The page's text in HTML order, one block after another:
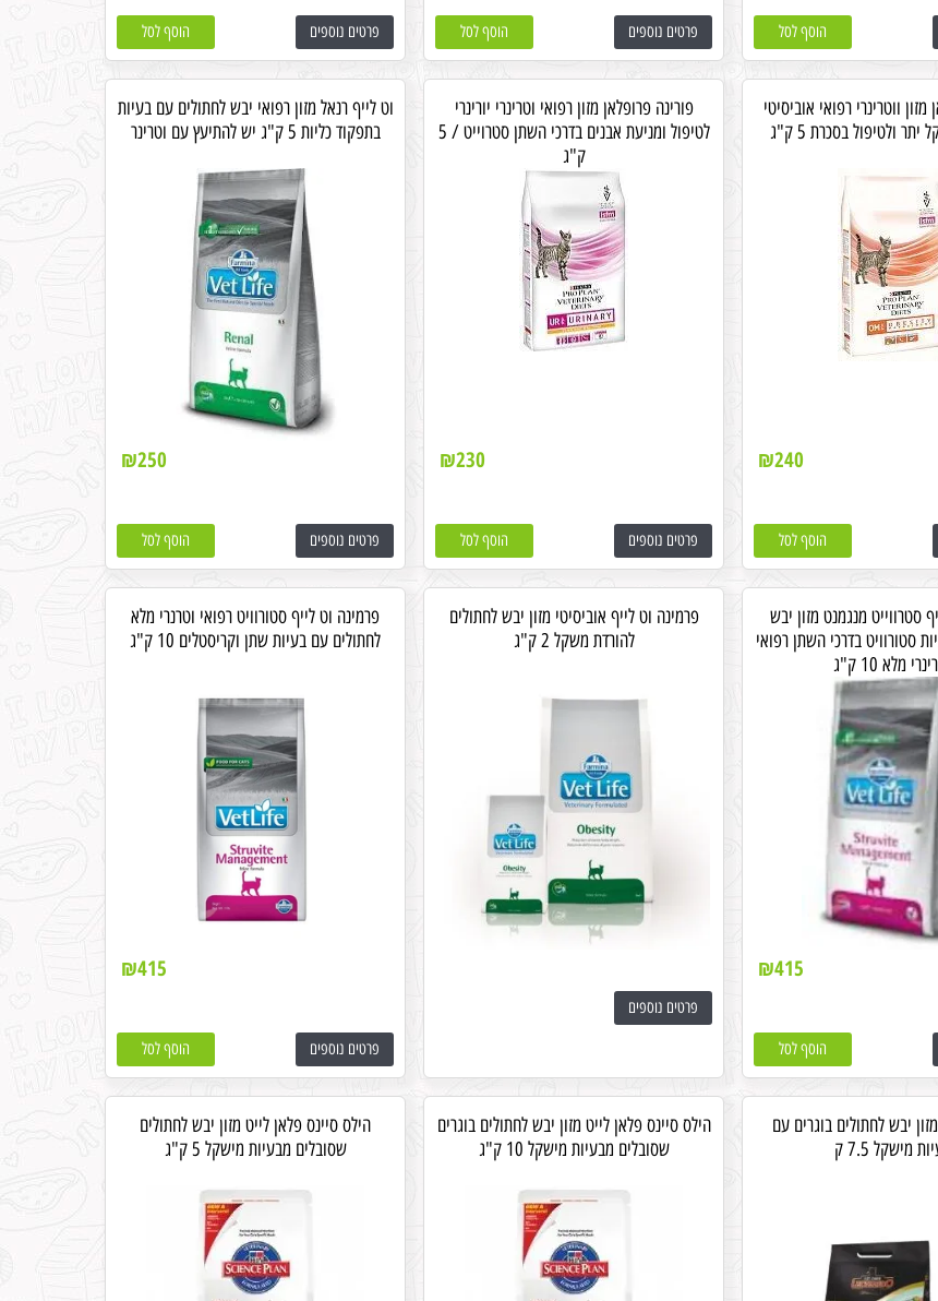
הוסף לסל פרטים נוספים הוסף לסל פרטים נוספים הוסף לסל
ווטרינרי רפואי אוביסיטי
ולטיפול בסכרת 5 ק"ג
₪240
הוסף לסל
פורינה פרופלאן מזון רפואי וטרינרי יורינרי
לטיפול ומניעת אבנים בדרכי השתן סטרוייט / 5
ק"ג
₪230
פרטים נוספים הוסף לסל
וט לייף רנאל מזון רפואי יבש לחתולים עם בעיות
בתפקוד כליות 5 ק"ג יש להתיעץ עם וטרינר
₪250
פרטים נוספים הוסף לסל
סטרווייט מנגמנט מזון יבש
סטורוויט בדרכי השתן רפואי
מלא 10 ק"ג
₪415
הוסף לסל
פרמינה וט לייף אוביסיטי מזון יבש לחתולים
להורדת משקל 2 ק"ג
פרטים נוספים
פרמינה וט לייף סטורוויט רפואי וטרנרי מלא
לחתולים עם בעיות שתן וקריסטלים 10 ק"ג
₪415
פרטים נוספים הוסף לסל
יבש לחתולים בוגרים עם
מישקל 7.5 ק
הילס סיינס פלאן לייט מזון יבש לחתולים בוגרים
שסובלים מבעיות מישקל 10 ק"ג
הילס סיינס פלאן לייט מזון יבש לחתולים
שסובלים מבעיות מישקל 5 ק"ג